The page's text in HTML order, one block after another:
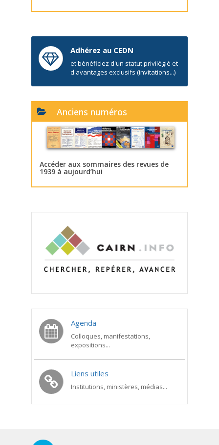
Adhérez au CEDN
et bénéficiez d'un statut privilégié et
d'avantages exclusifs (invitations...)
Anciens numéros
Accéder aux sommaires des revues de
1939 à aujourd’hui
Agenda
Colloques, manifestations,
expositions...
Liens utiles
Institutions, ministères, médias...